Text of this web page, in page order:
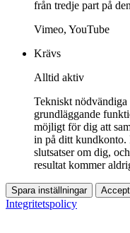
från tredje part på
Vimeo, YouTube
Krävs
Alltid aktiv
Tekniskt nödvändiga
grundläggande
möjligt för dig att
in på ditt kundkonto.
slutsatser om dig,
resultat kommer
Spara inställningar
Integritetspolicy